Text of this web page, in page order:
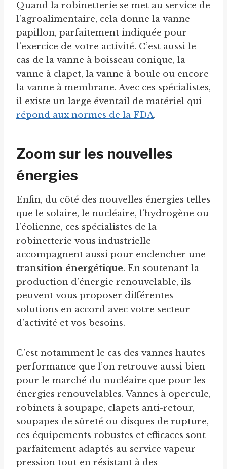
Quand la robinetterie se met au service de
l’agroalimentaire, cela donne la vanne
papillon, parfaitement indiquée pour
l’exercice de votre activité. C’est aussi le
cas de la vanne à boisseau conique, la
vanne à clapet, la vanne à boule ou encore
la vanne à membrane. Avec ces spécialistes,
il existe un large éventail de matériel qui
répond aux normes de la FDA.
Zoom sur les nouvelles
énergies
Enfin, du côté des nouvelles énergies telles
que le solaire, le nucléaire, l’hydrogène ou
l’éolienne, ces spécialistes de la
robinetterie vous industrielle
accompagnent aussi pour enclencher une
transition énergétique. En soutenant la
production d’énergie renouvelable, ils
peuvent vous proposer différentes
solutions en accord avec votre secteur
d’activité et vos besoins.
C’est notamment le cas des vannes hautes
performance que l’on retrouve aussi bien
pour le marché du nucléaire que pour les
énergies renouvelables. Vannes à opercule,
robinets à soupape, clapets anti-retour,
soupapes de sûreté ou disques de rupture,
ces équipements robustes et efficaces sont
parfaitement adaptés au service vapeur
pression tout en résistant à des